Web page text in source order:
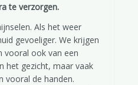
te verzorgen.
Als het weer
gevoeliger. We krijgen
vooral ook van een
het gezicht, maar vaak
vooral de handen.